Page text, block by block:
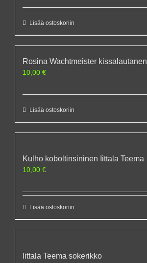
Lisää ostoskoriin
Rosina Wachtmeister kissalautanen
10,00 €
Lisää ostoskoriin
Kulho koboltinsininen Iittala Teema
10,00 €
Lisää ostoskoriin
Iittala Teema sokerikko